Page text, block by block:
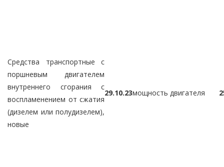
Средства транспортные с
поршневым двигателем
внутреннего сгорания с
воспламенением от сжатия
(дизелем или полудизелем),
новые
29.10.23мощность двигателя